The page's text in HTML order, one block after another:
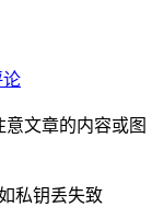
论
意文章的内容或图
私钥丢失致